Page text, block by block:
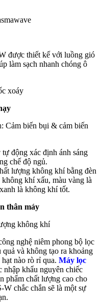
được thiết kế với luồng gió
làm sạch nhanh chóng ô
Cảm biến bụi & cảm biến
động xác định ánh sáng
chế độ ngủ.
lượng không khí bằng đèn
khí xấu, màu vàng là
là không khí tốt.
thân máy
nghệ niêm phong bộ lọc
và không tạo ra khoảng
nào rò rỉ qua. Máy lọc
nhập khẩu nguyên chiếc
phẩm chất lượng cao cho
chắc chắn sẽ là một sự